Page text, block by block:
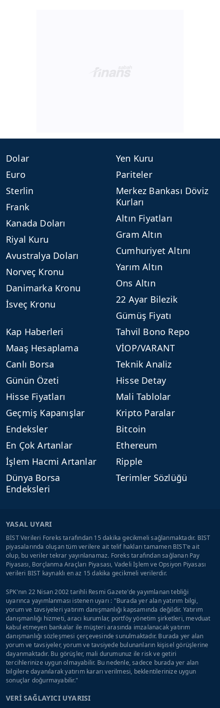
Dolar
Euro
Sterlin
Frank
Kanada Doları
Riyal Kuru
Avustralya Doları
Norveç Kronu
Danimarka Kronu
İsveç Kronu
Yen Kuru
Pariteler
Merkez Bankası Döviz
Kurları
Altın Fiyatları
Gram Altın
Cumhuriyet Altını
Yarım Altın
Ons Altın
22 Ayar Bilezik
Gümüş Fiyatı
Kap Haberleri
Maaş Hesaplama
Canlı Borsa
Günün Özeti
Hisse Fiyatları
Geçmiş Kapanışlar
Endeksler
En Çok Artanlar
İşlem Hacmi Artanlar
Dünya Borsa
Endeksleri
Tahvil Bono Repo
VİOP/VARANT
Teknik Analiz
Hisse Detay
Mali Tablolar
Kripto Paralar
Bitcoin
Ethereum
Ripple
Terimler Sözlüğü
YASAL UYARI
BİST Verileri Foreks tarafından 15 dakika gecikmeli sağlanmaktadır. BIST
piyasalarında oluşan tüm verilere ait telif hakları tamamen BIST'e ait
olup, bu veriler tekrar yayınlanamaz. Foreks tarafından sağlanan Pay
Piyasası, Borçlanma Araçları Piyasası, Vadeli İşlem ve Opsiyon Piyasası
verileri BIST kaynaklı en az 15 dakika gecikmeli verilerdir.
SPK'nın 22 Nisan 2002 tarihli Resmi Gazete'de yayımlanan tebliği
uyarınca yayımlanması istenen uyarı : "Burada yer alan yatırım bilgi,
yorum ve tavsiyeleri yatırım danışmanlığı kapsamında değildir. Yatırım
danışmanlığı hizmeti, aracı kurumlar, portföy yönetim şirketleri, mevduat
kabul etmeyen bankalar ile müşteri arasında imzalanacak yatırım
danışmanlığı sözleşmesi çerçevesinde sunulmaktadır. Burada yer alan
yorum ve tavsiyeler, yorum ve tavsiyede bulunanların kişisel görüşlerine
dayanmaktadır. Bu görüşler, mali durumunuz ile risk ve getiri
tercihlerinize uygun olmayabilir. Bu nedenle, sadece burada yer alan
bilgilere dayanılarak yatırım kararı verilmesi, beklentilerinize uygun
sonuçlar doğurmayabilir."
VERİ SAĞLAYICI UYARISI